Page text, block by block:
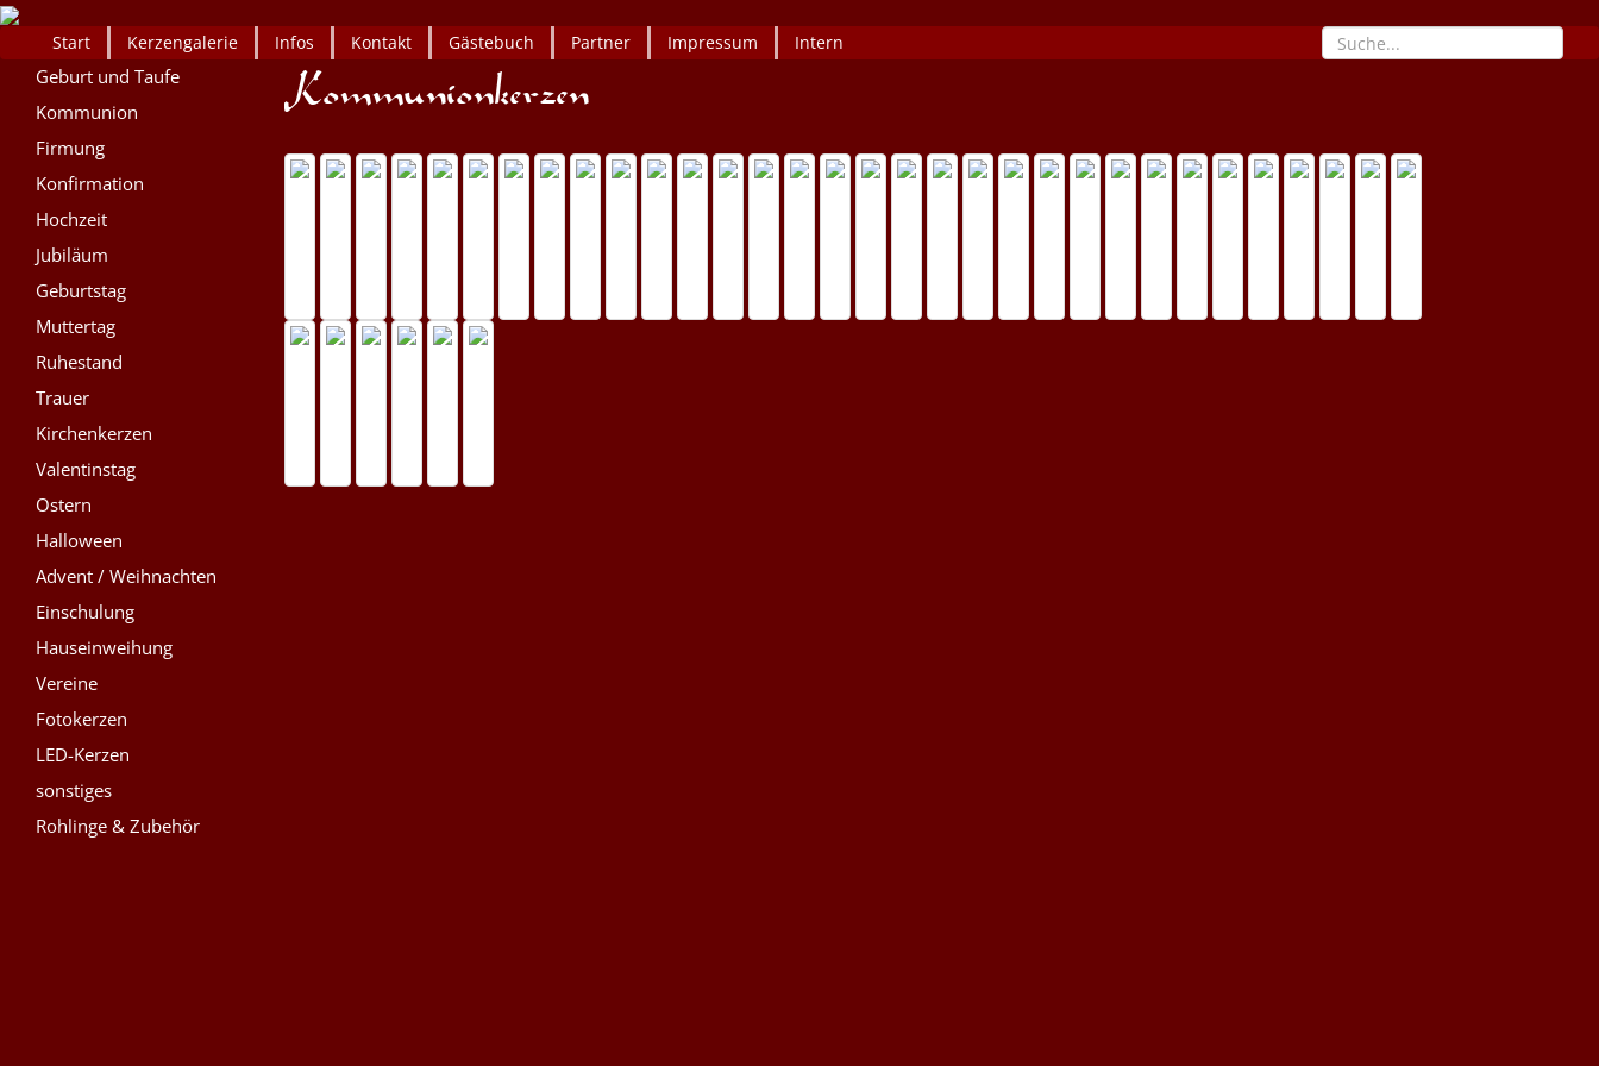
Start Kerzengalerie Infos Kontakt Gästebuch Partner Impressum Intern
Geburt und Taufe
Kommunion
Firmung
Konfirmation
Hochzeit
Jubiläum
Geburtstag
Muttertag
Ruhestand
Trauer
Kirchenkerzen
Valentinstag
Ostern
Halloween
Advent / Weihnachten
Einschulung
Hauseinweihung
Vereine
Fotokerzen
LED-Kerzen
sonstiges
Rohlinge & Zubehör